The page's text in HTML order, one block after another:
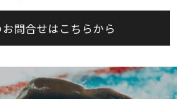
問合せはこちらから